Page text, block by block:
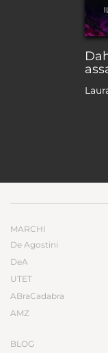
MARCHI
De Agostini
DeA
UTET
ABraCadabra
AMZ
BLOG